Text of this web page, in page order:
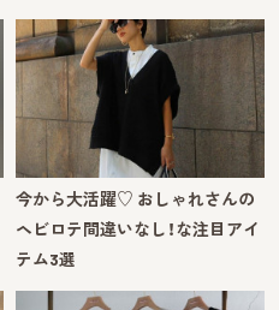
今から大活躍♡ おしゃれさんの
ヘビロテ間違いなし！な注目アイ
テム3選